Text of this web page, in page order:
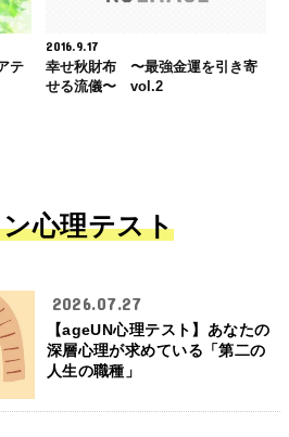
テ
2016.9.17
幸せ秋財布 〜最強金運を引き寄
せる流儀〜 vol.2
心理テスト
2026.07.27
【ageUN心理テスト】あなたの
深層心理が求めている「第二の
人生の職種」